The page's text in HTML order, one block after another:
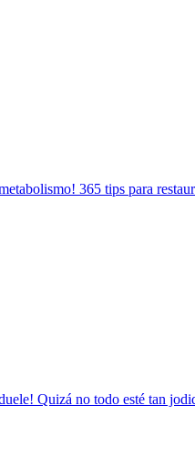
365 tips para
Quizá no todo esté tan